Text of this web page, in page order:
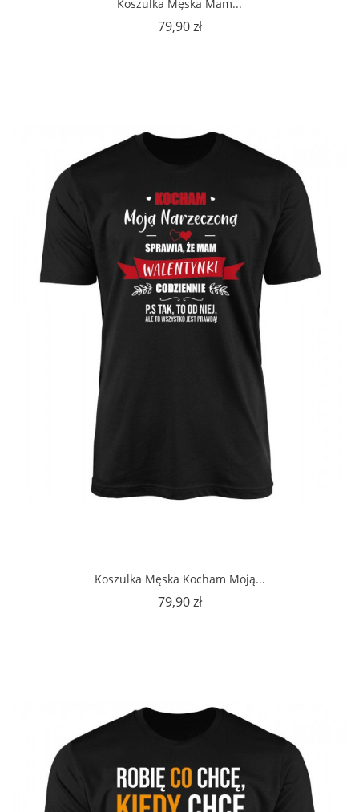
Koszulka Męska Mam...
79,90 złCena
Koszulka Męska Kocham Moją...
79,90 złCena